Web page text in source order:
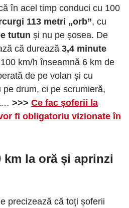
în acel timp conduci cu 100
113 metri „orb”, cu
tutun și nu pe șosea. De
că durează 3,4 minute
km/h înseamnă 6 km de
de pe volan și cu
drum, ci pe scrumieră,
>>> Ce fac șoferii la
fi obligatoriu vizionate în
km la oră și aprinzi
precizează că toți șoferii